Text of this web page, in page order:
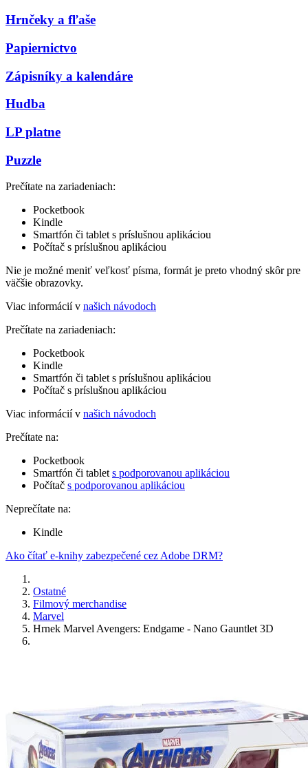
Hrnčeky a fľaše
Papiernictvo
Zápisníky a kalendáre
Hudba
LP platne
Puzzle
Prečítate na zariadeniach:
Pocketbook
Kindle
Smartfón či tablet s príslušnou aplikáciou
Počítač s príslušnou aplikáciou
Nie je možné meniť veľkosť písma, formát je preto vhodný skôr pre
väčšie obrazovky.
Viac informácií v našich návodoch
Prečítate na zariadeniach:
Pocketbook
Kindle
Smartfón či tablet s príslušnou aplikáciou
Počítač s príslušnou aplikáciou
Viac informácií v našich návodoch
Prečítate na:
Pocketbook
Smartfón či tablet s podporovanou aplikáciou
Počítač s podporovanou aplikáciou
Neprečítate na:
Kindle
Ako čítať e-knihy zabezpečené cez Adobe DRM?
Ostatné
Filmový merchandise
Marvel
Hrnek Marvel Avengers: Endgame - Nano Gauntlet 3D